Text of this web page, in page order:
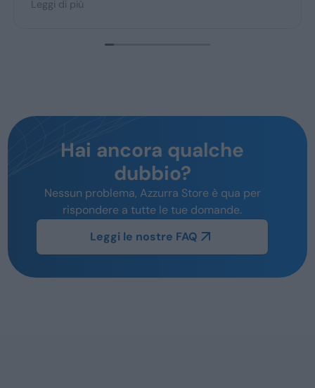
Leggi di più
Hai ancora qualche
dubbio?
Nessun problema, Azzurra Store è qua per
rispondere a tutte le tue domande.
Leggi le nostre FAQ